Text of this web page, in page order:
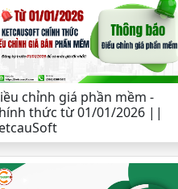
chỉnh giá phần mềm -
thức từ 01/01/2026 ||